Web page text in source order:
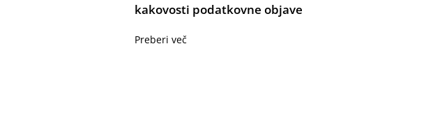
kakovosti podatkovne objave
Preberi več